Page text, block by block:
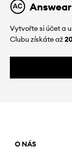
Vytvořte si účet a
Clubu získáte až
O NÁS